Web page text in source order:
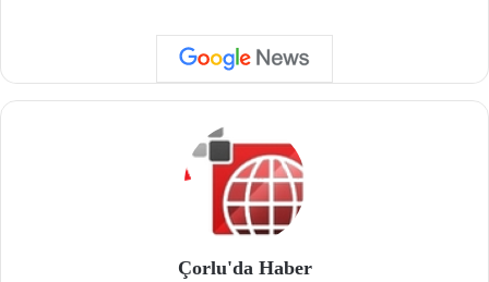
Çorlu'da Haber